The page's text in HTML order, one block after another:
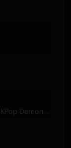
KPop Demon Hunters Cast